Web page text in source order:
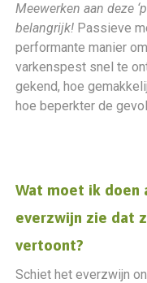
Meewerken aan deze
belangrijk! Passieve
performante manier
varkenspest snel te
gekend, hoe
hoe beperkter de
Wat moet ik doen
everzwijn zie dat
vertoont?
Schiet het everzwijn